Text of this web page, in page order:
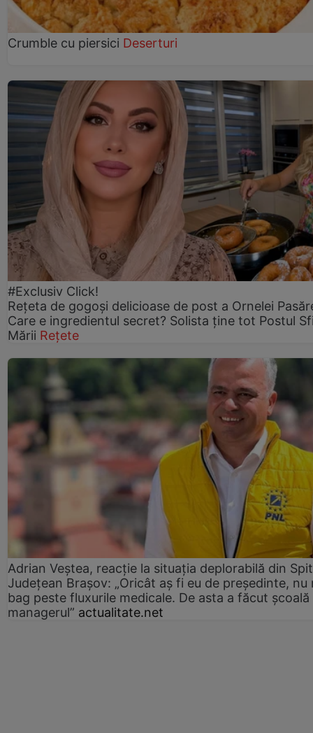
Crumble cu piersici Deserturi
#Exclusiv Click!
Rețeta de gogoşi delicioase de post a Ornelei
Care e ingredientul secret? Solista ține tot Postul
Mării Rețete
Adrian Veștea, reacție la situația deplorabilă din
Județean Brașov: „Oricât aș fi eu de președinte, nu
bag peste fluxurile medicale. De asta a făcut școală
managerul” actualitate.net